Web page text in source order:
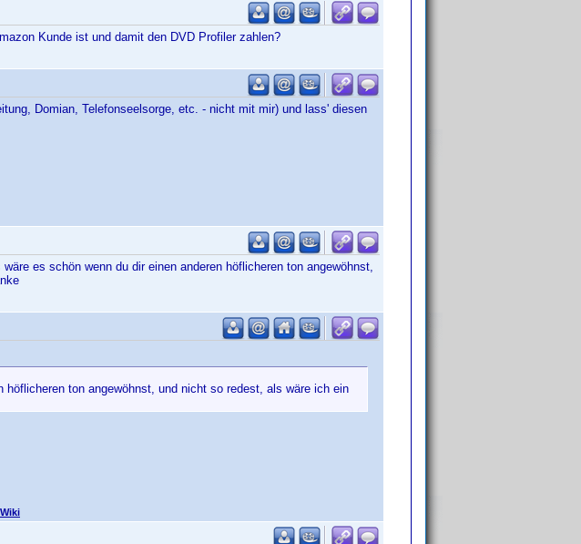
Kunde ist und damit den DVD Profiler zahlen?
Domian, Telefonseelsorge, etc. - nicht mit mir) und lass' diesen
es schön wenn du dir einen anderen höflicheren ton angewöhnst,
ton angewöhnst, und nicht so redest, als wäre ich ein